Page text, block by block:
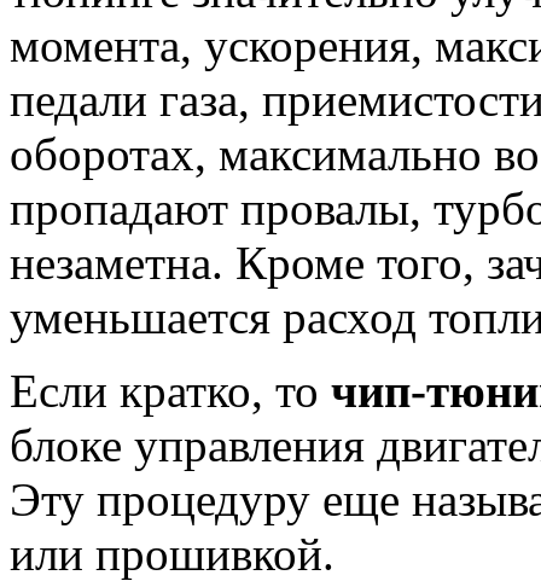
момента, ускорения,
педали газа,
оборотах, максимально
пропадают провалы,
незаметна. Кроме того,
уменьшается расход
Если кратко, то чип-
блоке управления
Эту процедуру еще
или прошивкой.